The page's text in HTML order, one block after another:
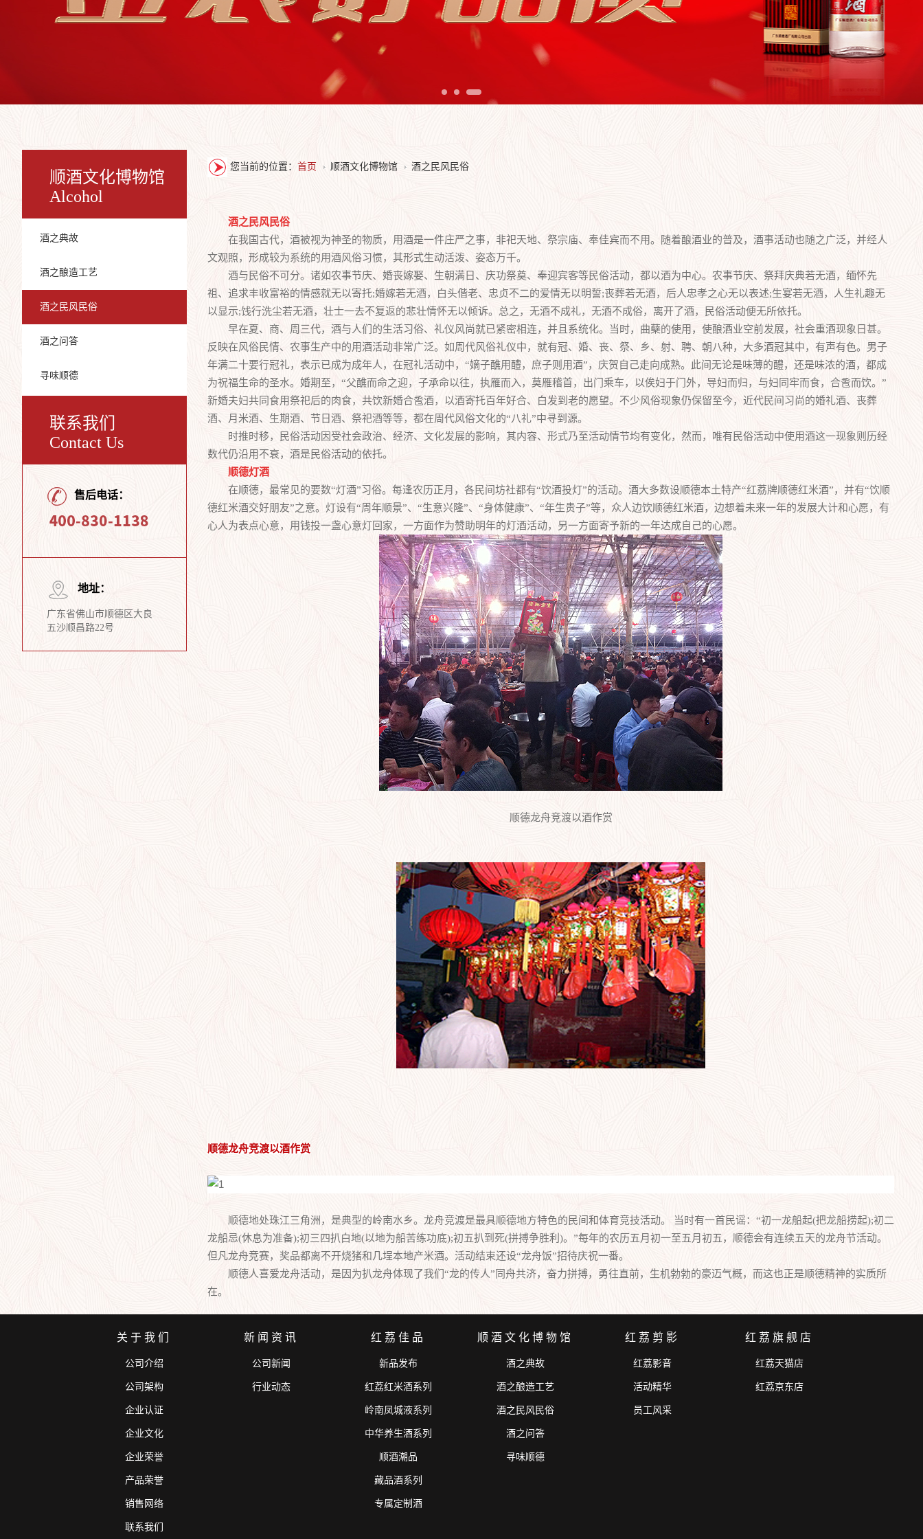
顺酒文化博物馆
Alcohol
酒之典故
酒之酿造工艺
酒之民风民俗
酒之问答
寻味顺德
联系我们
Contact Us
售后电话：
地址：
广东省佛山市顺德区大良
五沙顺昌路22号
您当前的位置： 首页 顺酒文化博物馆 酒之民风民俗
酒之民风民俗
在我国古代，酒被视为神圣的物质，用酒是一件庄严之事，非祀天地、祭宗庙、奉佳宾而不用。随着酿酒业的普及，酒事活动也随之广泛，并经人
文观照，形成较为系统的用酒风俗习惯，其形式生动活泼、姿态万千。
酒与民俗不可分。诸如农事节庆、婚丧嫁娶、生朝满日、庆功祭奠、奉迎宾客等民俗活动，都以酒为中心。农事节庆、祭拜庆典若无酒，缅怀先
祖、追求丰收富裕的情感就无以寄托;婚嫁若无酒，白头偕老、忠贞不二的爱情无以明誓;丧葬若无酒，后人忠孝之心无以表述;生宴若无酒，人生礼趣无
以显示;饯行洗尘若无酒，壮士一去不复返的悲壮情怀无以倾诉。总之，无酒不成礼，无酒不成俗，离开了酒，民俗活动便无所依托。
早在夏、商、周三代，酒与人们的生活习俗、礼仪风尚就已紧密相连，并且系统化。当时，曲蘖的使用，使酿酒业空前发展，社会重酒现象日甚。
反映在风俗民情、农事生产中的用酒活动非常广泛。如周代风俗礼仪中，就有冠、婚、丧、祭、乡、射、聘、朝八种，大多酒冠其中，有声有色。男子
年满二十要行冠礼，表示已成为成年人，在冠礼活动中，“嫡子醮用醴，庶子则用酒”，庆贺自己走向成熟。此间无论是味薄的醴，还是味浓的酒，都成
为祝福生命的圣水。婚期至，“父醮而命之迎，子承命以往，执雁而入，莫雁稽首，出门乘车，以俟妇于门外，导妇而归，与妇同牢而食，合卺而饮。”
新婚夫妇共同食用祭祀后的肉食，共饮新婚合卺酒，以酒寄托百年好合、白发到老的愿望。不少风俗现象仍保留至今，近代民间习尚的婚礼酒、丧葬
酒、月米酒、生期酒、节日酒、祭祀酒等等，都在周代风俗文化的“八礼”中寻到源。
时推时移，民俗活动因受社会政治、经济、文化发展的影响，其内容、形式乃至活动情节均有变化，然而，唯有民俗活动中使用酒这一现象则历经
数代仍沿用不衰，酒是民俗活动的依托。
顺德灯酒
在顺德，最常见的要数“灯酒”习俗。每逢农历正月，各民间坊社都有“饮酒投灯”的活动。酒大多数设顺德本土特产“红荔牌顺德红米酒”，并有“饮顺
德红米酒交好朋友”之意。灯设有“周年顺景”、“生意兴隆”、“身体健康”、“年生贵子”等，众人边饮顺德红米酒，边想着未来一年的发展大计和心愿，有
心人为表点心意，用钱投一盏心意灯回家，一方面作为赞助明年的灯酒活动，另一方面寄予新的一年达成自己的心愿。
顺德龙舟竞渡以酒作赏
顺德龙舟竞渡以酒作赏
顺德地处珠江三角洲，是典型的岭南水乡。龙舟竞渡是最具顺德地方特色的民间和体育竞技活动。 当时有一首民谣：“初一龙船起(把龙船捞起);初二
龙船忌(休息为准备);初三四扒白地(以地为船苦练功底);初五扒到死(拼搏争胜利)。”每年的农历五月初一至五月初五，顺德会有连续五天的龙舟节活动。
但凡龙舟竞赛，奖品都离不开烧猪和几埕本地产米酒。活动结束还设“龙舟饭”招待庆祝一番。
顺德人喜爱龙舟活动，是因为扒龙舟体现了我们“龙的传人”同舟共济，奋力拼搏，勇往直前，生机勃勃的豪迈气概，而这也正是顺德精神的实质所
在。
关于我们
公司介绍
公司架构
企业认证
企业文化
企业荣誉
产品荣誉
销售网络
联系我们
新闻资讯
公司新闻
行业动态
红荔佳品
新品发布
红荔红米酒系列
岭南凤城液系列
中华养生酒系列
顺酒潮品
藏品酒系列
专属定制酒
顺酒文化博物馆
酒之典故
酒之酿造工艺
酒之民风民俗
酒之问答
寻味顺德
红荔剪影
红荔影音
活动精华
员工风采
红荔旗舰店
红荔天猫店
红荔京东店